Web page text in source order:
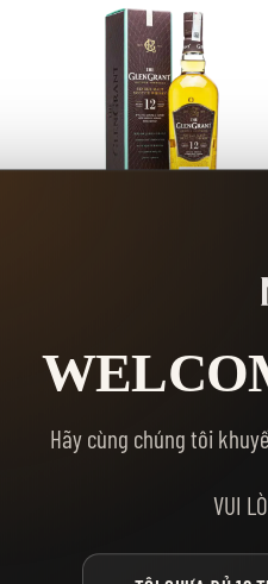
RƯỢU GLEN GRANT 12 NĂM
Hãy cùng chúng tôi
VUI